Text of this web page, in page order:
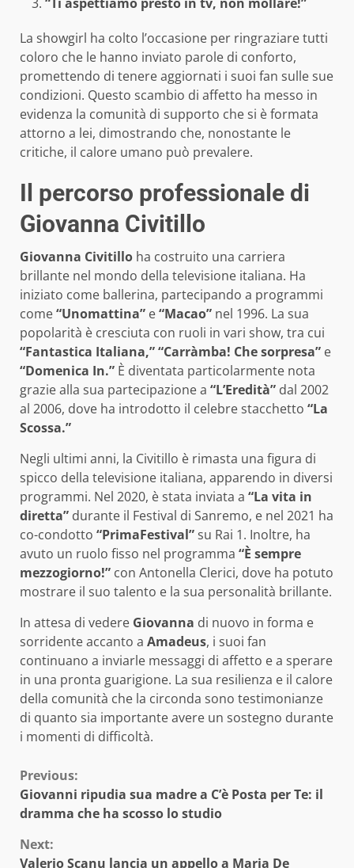
La showgirl ha colto l’occasione per ringraziare tutti
coloro che le hanno inviato parole di conforto,
promettendo di tenere aggiornati i suoi fan sulle sue
condizioni. Questo scambio di affetto ha messo in
evidenza la comunità di supporto che si è formata
attorno a lei, dimostrando che, nonostante le
critiche, il calore umano può prevalere.
Il percorso professionale di
Giovanna Civitillo
Giovanna Civitillo ha costruito una carriera
brillante nel mondo della televisione italiana. Ha
iniziato come ballerina, partecipando a programmi
come“Unomattina” e“Macao” nel 1996. La sua
popolarità è cresciuta con ruoli in vari show, tra cui
“Fantastica Italiana,”“Carràmba! Che sorpresa” e
“Domenica In.” È diventata particolarmente nota
grazie alla sua partecipazione a “L’Eredità” dal 2002
al 2006, dove ha introdotto il celebre stacchetto “La
Scossa.”
Negli ultimi anni, la Civitillo è rimasta una figura di
spicco della televisione italiana, apparendo in diversi
programmi. Nel 2020, è stata inviata a “La vita in
diretta” durante il Festival di Sanremo, e nel 2021 ha
co-condotto “PrimaFestival”su Rai 1. Inoltre, ha
avuto un ruolo fisso nel programma “È sempre
mezzogiorno!” con Antonella Clerici, dove ha potuto
mostrare il suo talento e la sua personalità brillante.
In attesa di vedere Giovanna di nuovo in forma e
sorridente accanto a Amadeus, i suoi fan
continuano a inviarle messaggi di affetto e a sperare
in una pronta guarigione. La sua resilienza e il calore
della comunità che la circonda sono testimonianze
di quanto sia importante avere un sostegno durante
i momenti di difficoltà.
Continue
Reading
Previous:
Giovanni ripudia sua madre a C’è Posta per Te: il
dramma che ha scosso lo studio
Next:
Valerio Scanu lancia un appello a Maria De